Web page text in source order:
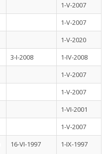
1-V-2007
1-V-2007
1-V-2020
3-I-2008
1-IV-2008
1-V-2007
1-V-2007
1-VI-2001
1-V-2007
16-VI-1997 1-IX-1997